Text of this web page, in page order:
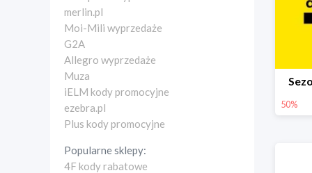
merlin.pl
Moi-Mili wyprzedaże
G2A
Allegro wyprzedaże
Muza
iELM kody promocyjne
ezebra.pl
Plus kody promocyjne
Popularne sklepy:
4F kody rabatowe
50%